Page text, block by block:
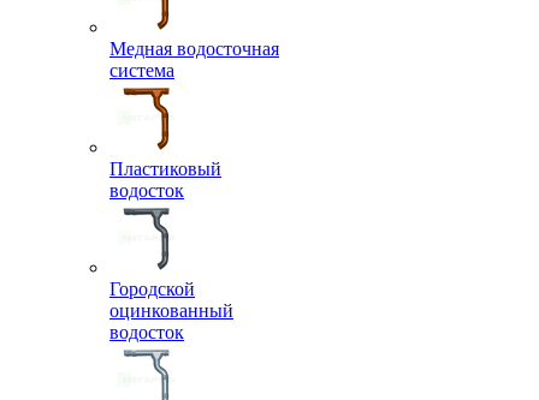
Медная водосточная
система
Пластиковый
водосток
Городской
оцинкованный
водосток